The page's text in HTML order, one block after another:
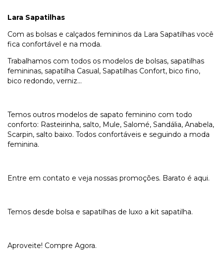
Lara Sapatilhas
Com as bolsas e calçados femininos da Lara Sapatilhas você
fica confortável e na moda.
Trabalhamos com todos os modelos de bolsas, sapatilhas
femininas, sapatilha Casual, Sapatilhas Confort, bico fino,
bico redondo, verniz...
Temos outros modelos de sapato feminino com todo
conforto: Rasteirinha, salto, Mule, Salomé, Sandália, Anabela,
Scarpin, salto baixo. Todos confortáveis e seguindo a moda
feminina.
Entre em contato e veja nossas promoções. Barato é aqui.
Temos desde bolsa e sapatilhas de luxo a kit sapatilha.
Aproveite! Compre Agora.